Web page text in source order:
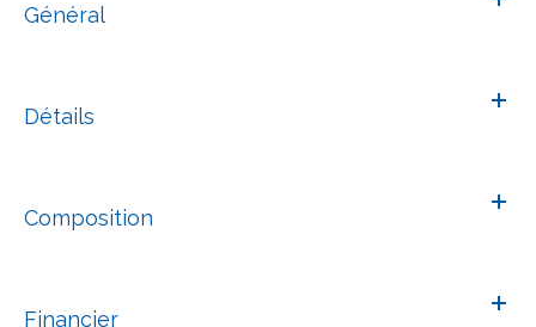
Général
Détails
Composition
Financier